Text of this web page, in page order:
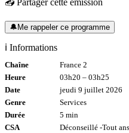
🔔Me rappeler ce programme
ℹ️ Informations
Chaîne
France 2
Heure
03h20 – 03h25
Date
jeudi 9 juillet 2026
Genre
Services
Durée
5 min
CSA
Déconseillé -Tout ans